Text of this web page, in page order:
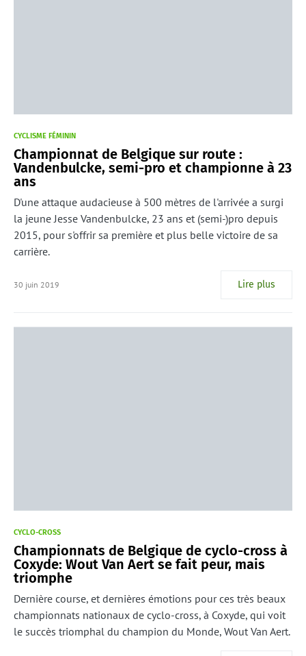
CYCLISME FÉMININ
Championnat de Belgique sur route :
Vandenbulcke, semi-pro et championne à 23
ans
D'une attaque audacieuse à 500 mètres de l'arrivée a surgi
la jeune Jesse Vandenbulcke, 23 ans et (semi-)pro depuis
2015, pour s'offrir sa première et plus belle victoire de sa
carrière.
30 juin 2019 Lire plus
CYCLO-CROSS
Championnats de Belgique de cyclo-cross à
Coxyde: Wout Van Aert se fait peur, mais
triomphe
Dernière course, et dernières émotions pour ces très beaux
championnats nationaux de cyclo-cross, à Coxyde, qui voit
le succès triomphal du champion du Monde, Wout Van Aert.